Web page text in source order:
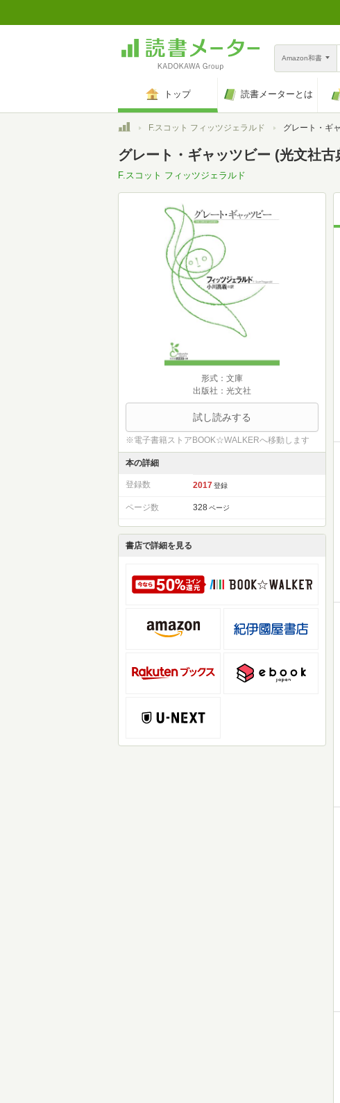
Amazon和書
トップ 読書メーターとは
トップF.スコット フィッツジェラルド グレート・ギャッツビ
グレート・ギャッツビー (光文社
F.スコット フィッツジェラルド
形式：文庫
出版社：光文社
試し読みする
※電子書籍ストアBOOK☆WALKERへ移動します
本の詳細
登録数 2017 登録
ページ数 328 ページ
書店で詳細を見る